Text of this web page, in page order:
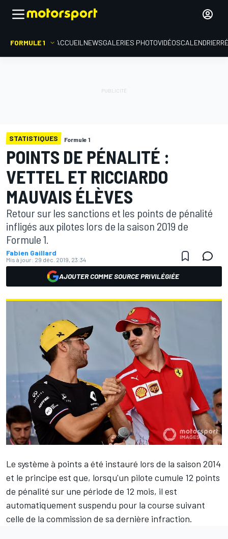
FORMULE 1 ACCUEIL NEWSGALERIES PHOTOVIDÉOSCALENDRIER
STATISTIQUES Formule 1
POINTS DE PÉNALITÉ :
VETTEL ET RICCIARDO
MAUVAIS ÉLÈVES
Retour sur les sanctions et les points de pénalité
infligés aux pilotes lors de la saison 2019 de
Formule 1.
Fabien Gaillard
Mis à jour: 29 déc. 2019, 23:34
AJOUTER COMME SOURCE PRIVILÉGIÉE
Le système à points a été instauré lors de la saison 2014
et le principe est que, lorsqu'un pilote cumule 12 points
de pénalité sur une période de 12 mois, il est
automatiquement suspendu pour la course suivant
celle de la commission de sa dernière infraction.